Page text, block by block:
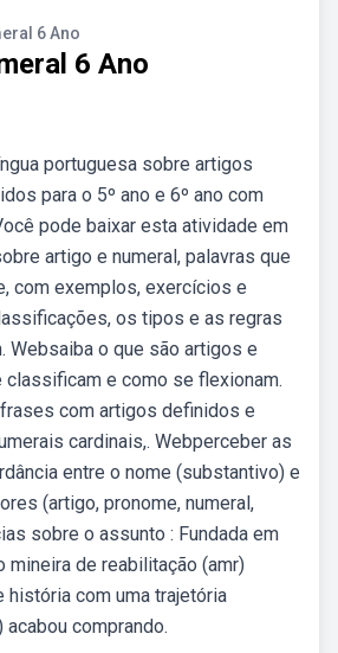
6 Ano
6 Ano
portuguesa sobre artigos
para o 5º ano e 6º ano com
pode baixar esta atividade em
artigo e numeral, palavras que
com exemplos, exercícios e
os tipos e as regras
Websaiba o que são artigos e
classificam e como se flexionam.
com artigos definidos e
cardinais,. Webperceber as
entre o nome (substantivo) e
(artigo, pronome, numeral,
sobre o assunto : Fundada em
mineira de reabilitação (amr)
história com uma trajetória
acabou comprando.